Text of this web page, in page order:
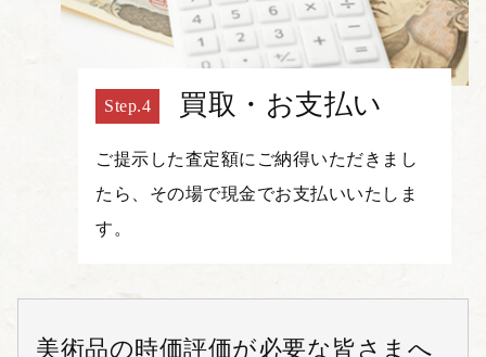
買取・お支払い
ご提示した査定額にご納得いただきまし
たら、その場で現金でお支払いいたしま
す。
美術品の時価評価が必要な皆さまへ